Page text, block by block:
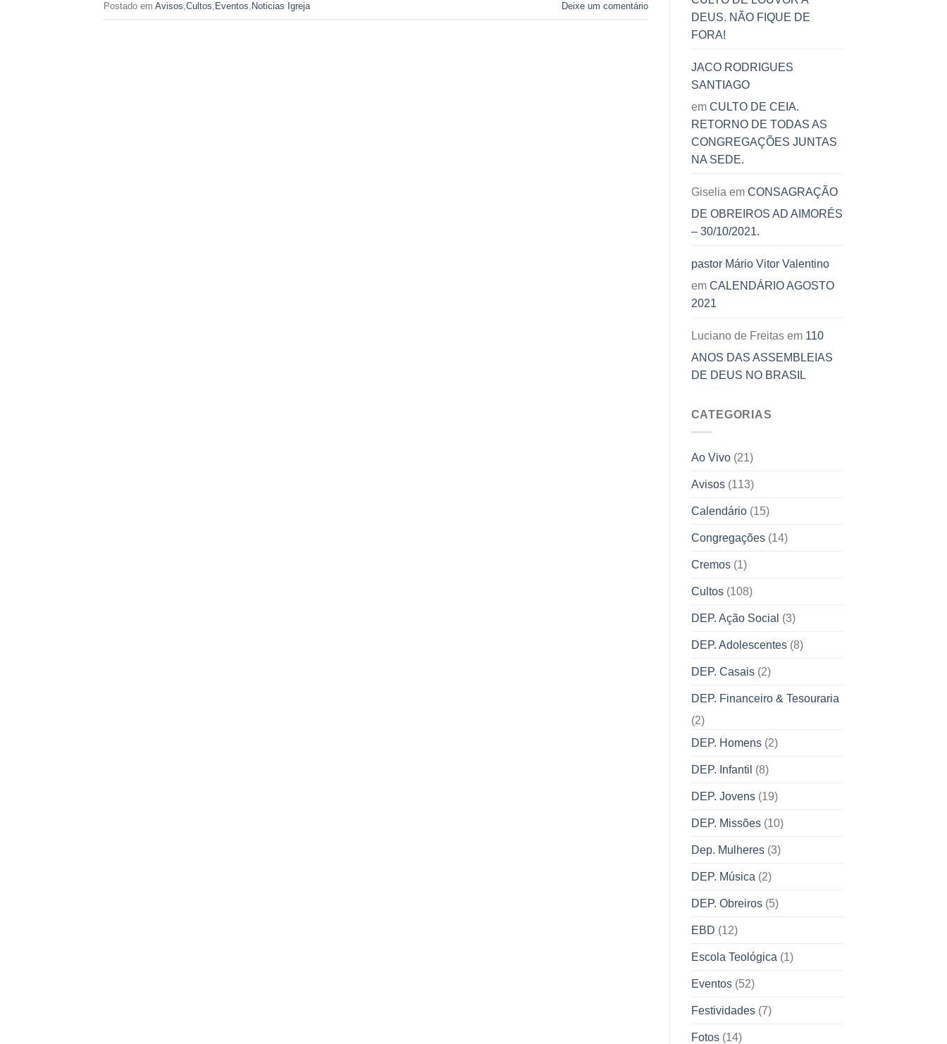
Postado em Avisos,Cultos, Eventos, Noticias Igreja Deixe um comentário
DEUS. NÃO FIQUE DE
FORA!
JACO RODRIGUES
SANTIAGO
em CULTO DE CEIA.
RETORNO DE TODAS AS
CONGREGAÇÕES JUNTAS
NA SEDE.
Giseliaem CONSAGRAÇÃO
DE OBREIROS AD AIMORÉS
– 30/10/2021.
pastor Mário Vitor Valentino
em CALENDÁRIO AGOSTO
2021
Luciano de Freitasem 110
ANOS DAS ASSEMBLEIAS
DE DEUS NO BRASIL
CATEGORIAS
Ao Vivo(21)
Avisos(113)
Calendário(15)
Congregações(14)
Cremos(1)
Cultos(108)
DEP. Ação Social (3)
DEP. Adolescentes(8)
DEP. Casais(2)
DEP. Financeiro & Tesouraria
(2)
DEP. Homens(2)
DEP. Infantil (8)
DEP. Jovens(19)
DEP. Missões(10)
Dep. Mulheres(3)
DEP. Música (2)
DEP. Obreiros(5)
EBD (12)
Escola Teológica (1)
Eventos(52)
Festividades(7)
Fotos(14)